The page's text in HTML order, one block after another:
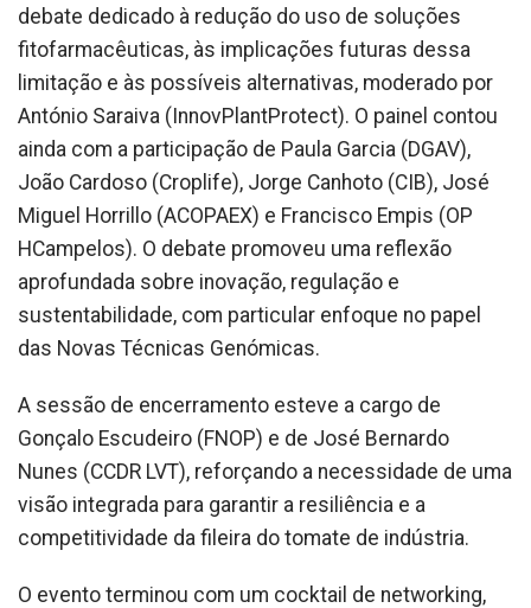
debate dedicado à redução do uso de soluções
fitofarmacêuticas, às implicações futuras dessa
limitação e às possíveis alternativas, moderado por
António Saraiva (InnovPlantProtect). O painel contou
ainda com a participação de Paula Garcia (DGAV),
João Cardoso (Croplife), Jorge Canhoto (CIB), José
Miguel Horrillo (ACOPAEX) e Francisco Empis (OP
HCampelos). O debate promoveu uma reflexão
aprofundada sobre inovação, regulação e
sustentabilidade, com particular enfoque no papel
das Novas Técnicas Genómicas.
A sessão de encerramento esteve a cargo de
Gonçalo Escudeiro (FNOP) e de José Bernardo
Nunes (CCDR LVT), reforçando a necessidade de uma
visão integrada para garantir a resiliência e a
competitividade da fileira do tomate de indústria.
O evento terminou com um cocktail de networking,